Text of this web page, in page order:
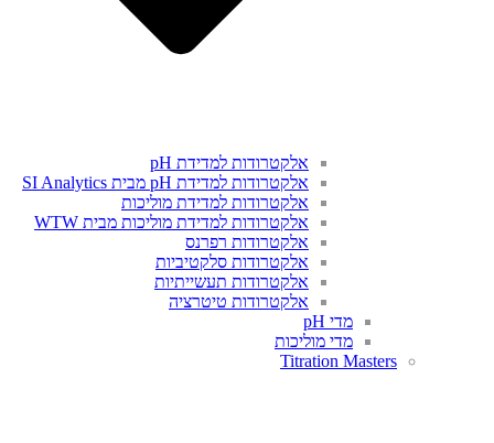
אלקטרודות למדידת pH
אלקטרודות למדידת pH מבית SI Analytics
אלקטרודות למדידת מוליכות
אלקטרודות למדידת מוליכות מבית WTW
אלקטרודות רפרנס
אלקטרודות סלקטיביות
אלקטרודות תעשייתיות
אלקטרודות טיטרציה
מדי pH
מדי מוליכות
Titration Masters